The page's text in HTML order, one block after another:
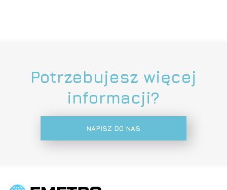
Potrzebujesz więcej
informacji?
NAPISZ DO NAS